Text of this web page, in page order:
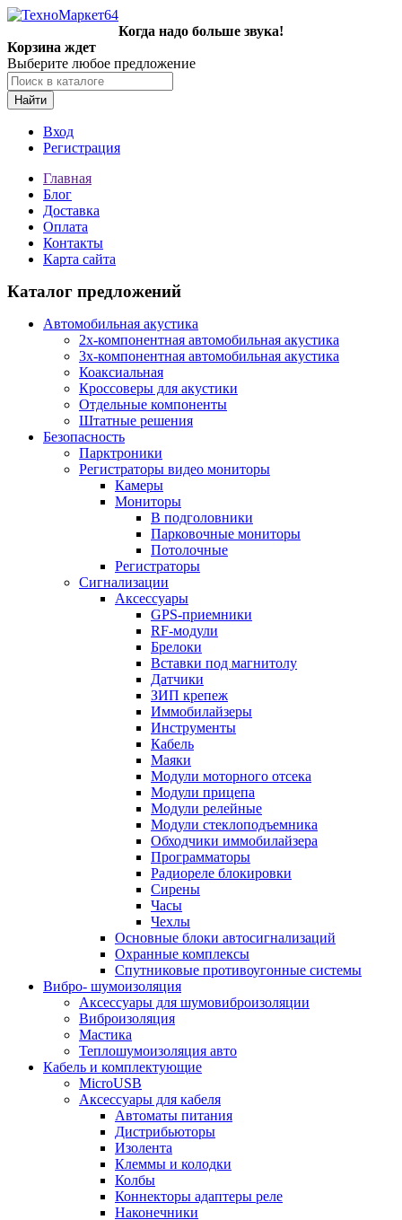
Когда надо больше звука!
Корзина ждет
Выберите любое предложение
Найти
Вход
Регистрация
Главная
Блог
Доставка
Оплата
Контакты
Карта сайта
Каталог предложений
Автомобильная акустика
2х-компонентная автомобильная акустика
3х-компонентная автомобильная акустика
Коаксиальная
Кроссоверы для акустики
Отдельные компоненты
Штатные решения
Безопасность
Парктроники
Регистраторы видео мониторы
Камеры
Мониторы
В подголовники
Парковочные мониторы
Потолочные
Регистраторы
Сигнализации
Аксессуары
GPS-приемники
RF-модули
Брелоки
Вставки под магнитолу
Датчики
ЗИП крепеж
Иммобилайзеры
Инструменты
Кабель
Маяки
Модули моторного отсека
Модули прицепа
Модули релейные
Модули стеклоподъемника
Обходчики иммобилайзера
Программаторы
Радиореле блокировки
Сирены
Часы
Чехлы
Основные блоки автосигнализаций
Охранные комплексы
Спутниковые противоугонные системы
Вибро- шумоизоляция
Аксессуары для шумовиброизоляции
Виброизоляция
Мастика
Теплошумоизоляция авто
Кабель и комплектующие
MicroUSB
Аксессуары для кабеля
Автоматы питания
Дистрибьюторы
Изолента
Клеммы и колодки
Колбы
Коннекторы адаптеры реле
Наконечники